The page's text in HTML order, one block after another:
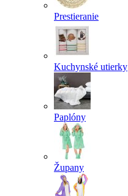
Prestieranie
Kuchynské utierky
Paplóny
Župany